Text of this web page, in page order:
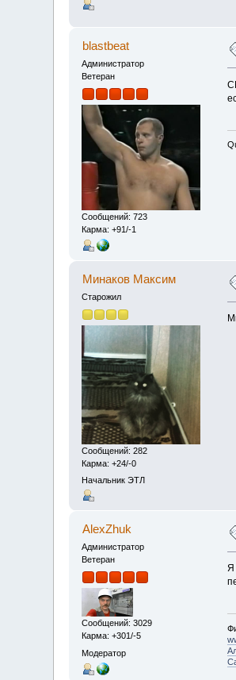
blastbeat
Администратор
Ветеран
Сообщений: 723
Карма: +91/-1
Минаков Максим
Старожил
Сообщений: 282
Карма: +24/-0
Начальник ЭТЛ
AlexZhuk
Администратор
Ветеран
Сообщений: 3029
Карма: +301/-5
Модератор
Я